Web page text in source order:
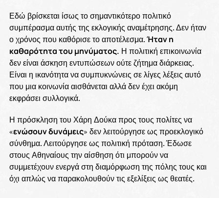
Εδώ βρίσκεται ίσως το σημαντικότερο πολιτικό
συμπέρασμα αυτής της εκλογικής αναμέτρησης. Δεν ήταν
ο χρόνος που καθόρισε το αποτέλεσμα.Ήταν η
καθαρότητα του μηνύματος. Η πολιτική επικοινωνία
δεν είναι άσκηση εντυπώσεων ούτε ζήτημα διάρκειας.
Είναι η ικανότητα να συμπυκνώνεις σε λίγες λέξεις αυτό
που μια κοινωνία αισθάνεται αλλά δεν έχει ακόμη
εκφράσει συλλογικά.
Η πρόσκληση του Χάρη Δούκα προς τους πολίτες να
«ενώσουν δυνάμεις» δεν λειτούργησε ως προεκλογικό
σύνθημα. Λειτούργησε ως πολιτική πρόταση. Έδωσε
στους Αθηναίους την αίσθηση ότι μπορούν να
συμμετέχουν ενεργά στη διαμόρφωση της πόλης τους και
όχι απλώς να παρακολουθούν τις εξελίξεις ως θεατές.